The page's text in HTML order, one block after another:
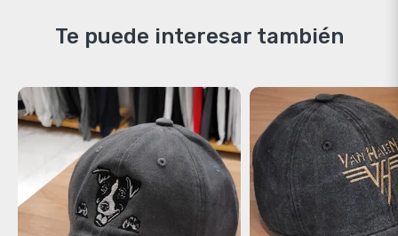
Te puede interesar también